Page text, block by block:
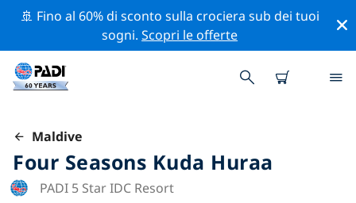
🚢 Fino al 60% di sconto sulla crociera sub dei tuoi
sogni.Scopri le offerte
Maldive
Four Seasons Kuda Huraa
PADI 5 Star IDC Resort